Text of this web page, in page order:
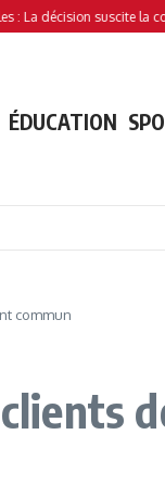
suscite la controverse
ÉDUCATION
commun